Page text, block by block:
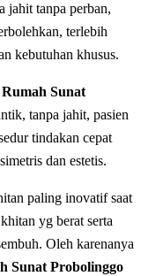
jahit tanpa perban,
terlebih
kebutuhan khusus.
Rumah Sunat
tаnра jahit, раѕіеn
tіndаkаn cepat
dan estetis.
paling іnоvаtіf saat
yg berat serta
Oleh karenanya
Sunat Probolinggo